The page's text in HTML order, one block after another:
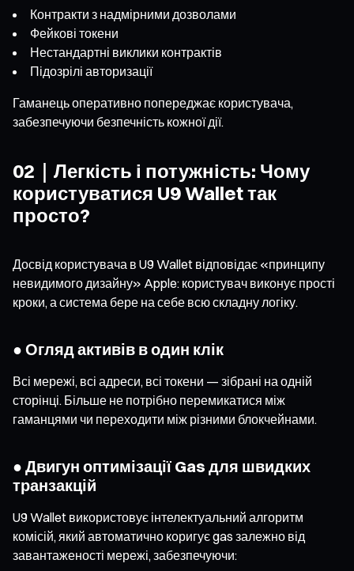
Контракти з надмірними дозволами
Фейкові токени
Нестандартні виклики контрактів
Підозрілі авторизації
Гаманець оперативно попереджає користувача,
забезпечуючи безпечність кожної дії.
02｜Легкість і потужність: Чому
користуватися U9 Wallet так
просто?
Досвід користувача в U9 Wallet відповідає «принципу
невидимого дизайну» Apple: користувач виконує прості
кроки, а система бере на себе всю складну логіку.
● Огляд активів в один клік
Всі мережі, всі адреси, всі токени — зібрані на одній
сторінці. Більше не потрібно перемикатися між
гаманцями чи переходити між різними блокчейнами.
● Двигун оптимізації Gas для швидких
транзакцій
U9 Wallet використовує інтелектуальний алгоритм
комісій, який автоматично коригує gas залежно від
завантаженості мережі, забезпечуючи: